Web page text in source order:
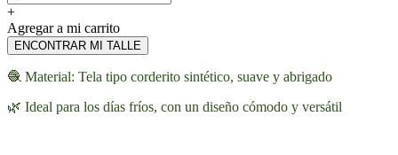
+
Agregar a mi carrito
ENCONTRAR MI TALLE
🧶 Material: Tela tipo corderito sintético, suave y abrigado
🌿 Ideal para los días fríos, con un diseño cómodo y versátil